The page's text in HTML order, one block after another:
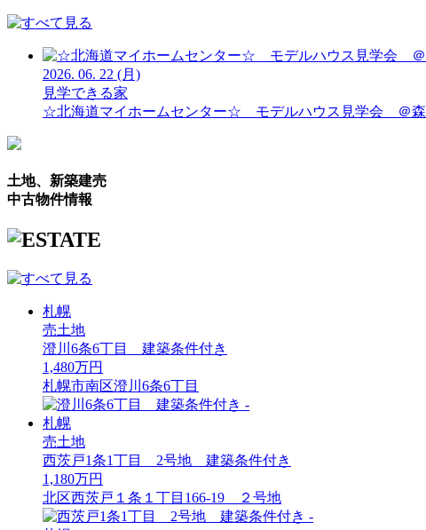
2026. 06. 22 (月)
見学できる家
☆北海道マイホームセンター☆ モデルハウス見学会 ＠森
土地、新築建売
中古物件情報
札幌
売土地
澄川6条6丁目
建築条件付き
1,480万円
札幌市南区澄川6条6丁目
札幌
売土地
西茨戸1条1丁目
2号地
建築条件付き
1,180万円
北区西茨戸１条１丁目166-19
２号地